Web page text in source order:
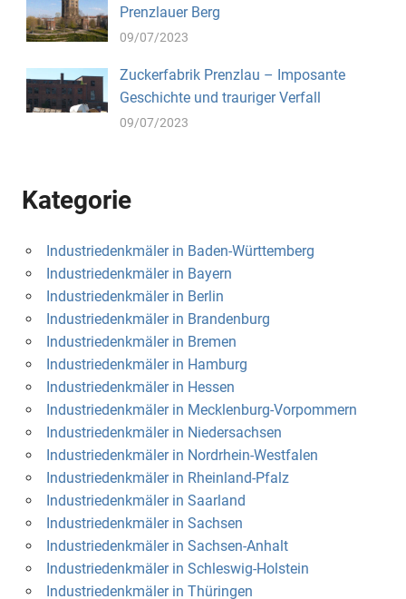
Prenzlauer Berg
09/07/2023
Zuckerfabrik Prenzlau – Imposante
Geschichte und trauriger Verfall
09/07/2023
Kategorie
Industriedenkmäler in Baden-Württemberg
Industriedenkmäler in Bayern
Industriedenkmäler in Berlin
Industriedenkmäler in Brandenburg
Industriedenkmäler in Bremen
Industriedenkmäler in Hamburg
Industriedenkmäler in Hessen
Industriedenkmäler in Mecklenburg-Vorpommern
Industriedenkmäler in Niedersachsen
Industriedenkmäler in Nordrhein-Westfalen
Industriedenkmäler in Rheinland-Pfalz
Industriedenkmäler in Saarland
Industriedenkmäler in Sachsen
Industriedenkmäler in Sachsen-Anhalt
Industriedenkmäler in Schleswig-Holstein
Industriedenkmäler in Thüringen